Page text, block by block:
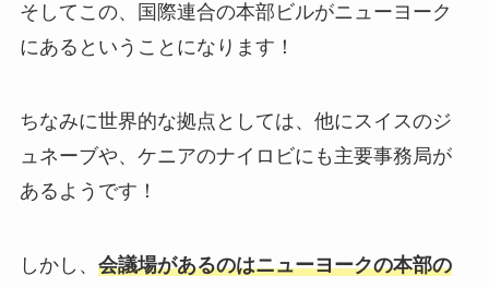
そしてこの、国際連合の本部ビルがニューヨーク
にあるということになります！
ちなみに世界的な拠点としては、他にスイスのジ
ュネーブや、ケニアのナイロビにも主要事務局が
あるようです！
しかし、 会議場があるのはニューヨークの本部の